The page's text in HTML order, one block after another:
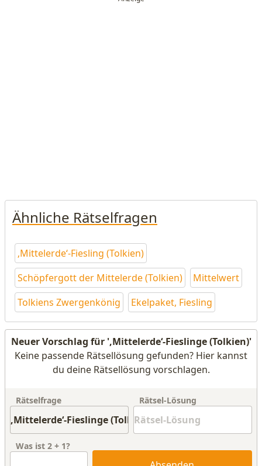
Ähnliche Rätselfragen
‚Mittelerde‘-Fiesling (Tolkien)
Schöpfergott der Mittelerde (Tolkien)
Mittelwert
Tolkiens Zwergenkönig
Ekelpaket, Fiesling
Neuer Vorschlag für '‚Mittelerde‘-Fieslinge (Tolkien)'
Keine passende Rätsellösung gefunden? Hier kannst
du deine Rätsellösung vorschlagen.
Rätselfrage Rätsel-Lösung
Was ist 2 + 1?